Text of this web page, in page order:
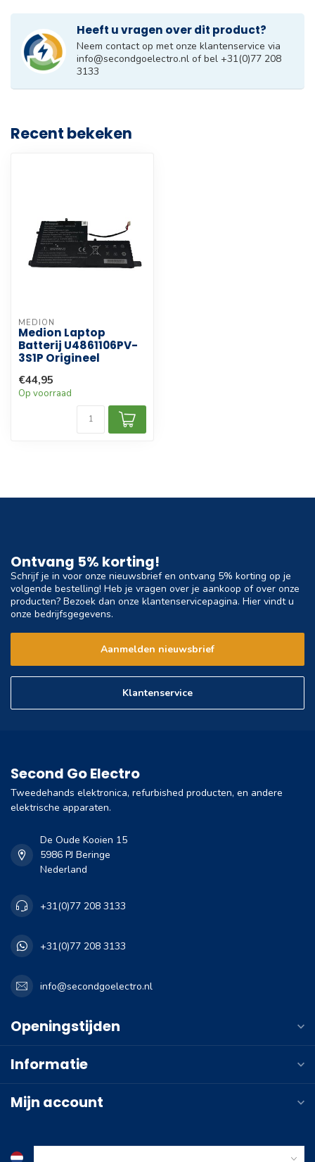
Heeft u vragen over dit product?
Neem contact op met onze klantenservice via
info@secondgoelectro.nl of bel +31(0)77 208
3133
Recent bekeken
MEDION
Medion Laptop
Batterij U4861106PV-
3S1P Origineel
€44,95
Op voorraad
Ontvang 5% korting!
Schrijf je in voor onze nieuwsbrief en ontvang 5% korting op je
volgende bestelling! Heb je vragen over je aankoop of over onze
producten? Bezoek dan onze klantenservicepagina. Hier vindt u
onze bedrijfsgegevens.
Aanmelden nieuwsbrief
Klantenservice
Second Go Electro
Tweedehands elektronica, refurbished producten, en andere
elektrische apparaten.
De Oude Kooien 15
5986 PJ Beringe
Nederland
+31(0)77 208 3133
+31(0)77 208 3133
info@secondgoelectro.nl
Openingstijden
Informatie
Mijn account